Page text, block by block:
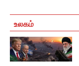
உலகம்